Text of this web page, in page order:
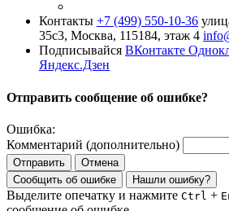
Контакты +7 (499) 550-10-36
35с3, Москва, 115184, этаж 4
Подписывайся ВКонтакте
Яндекс.Дзен
Отправить сообщение об ошибке?
Ошибка:
Комментарий (дополнительно)
Отправить
Отмена
Сообщить об ошибке
Нашли ошибку?
Выделите опечатку и нажмите Ctrl +